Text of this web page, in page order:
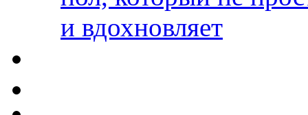
и вдохновляет